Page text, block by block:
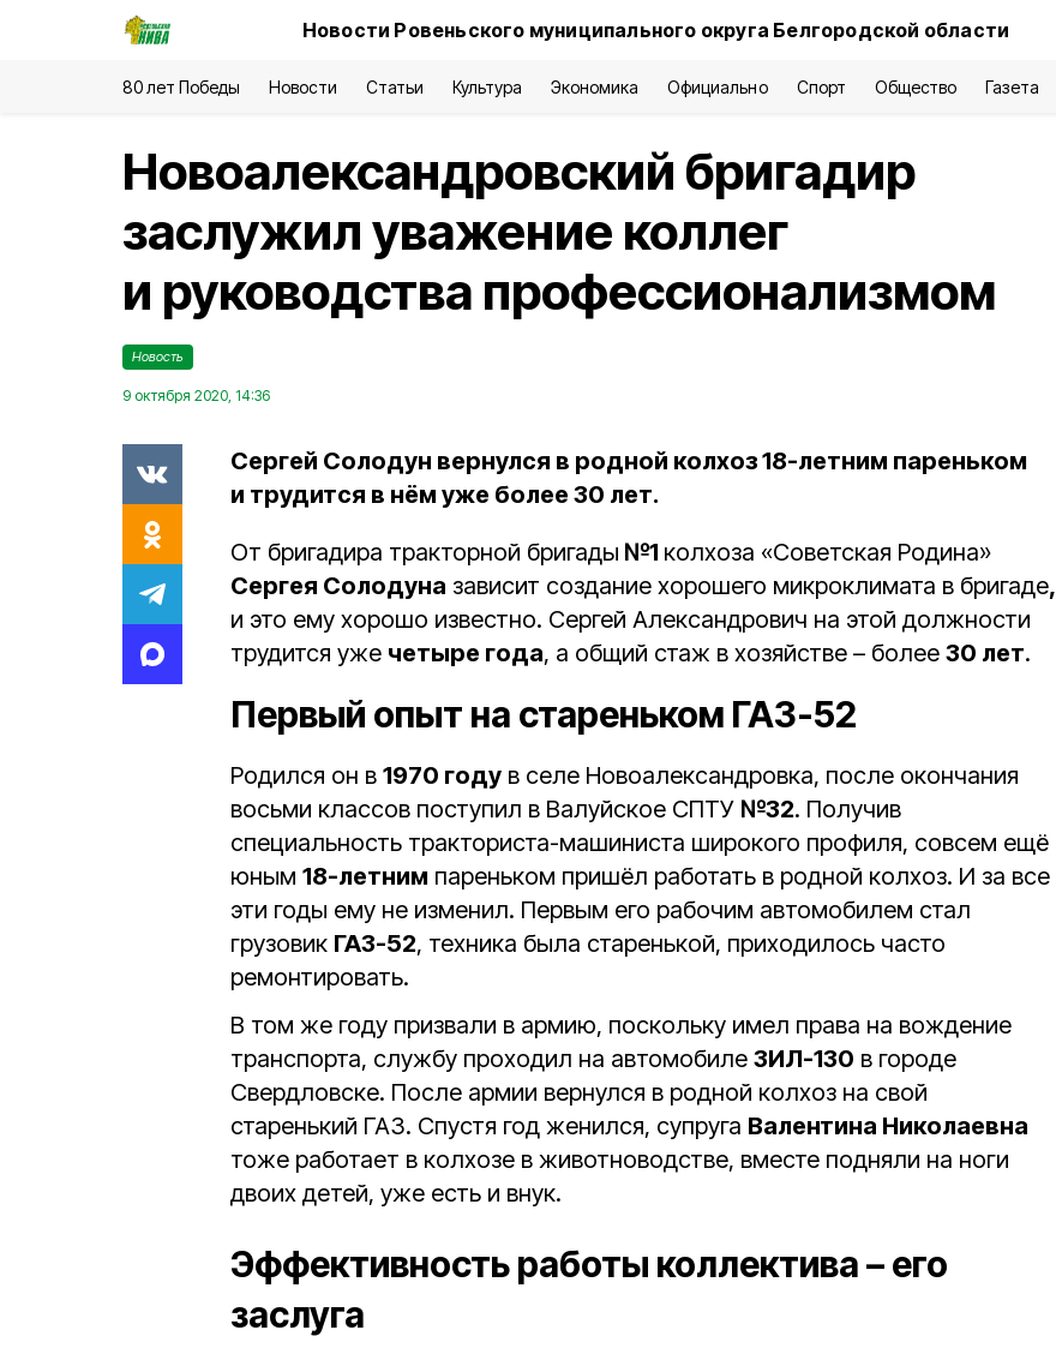
Новости Ровеньского муниципального округа Белгородской области
80 лет Победы Новости Статьи Культура Экономика Официально Спорт Общество Газета
Новоалександровский бригадир
заслужил уважение коллег
и руководства профессионализмом
Новость
9 октября 2020, 14:36
Сергей Солодун вернулся в родной колхоз 18-летним пареньком
и трудится в нём уже более 30 лет.
От бригадира тракторной бригады №1 колхоза «Советская Родина»
Сергея Солодуна зависит создание хорошего микроклимата в бригаде,
и это ему хорошо известно. Сергей Александрович на этой должности
трудится уже четыре года, а общий стаж в хозяйстве – более 30 лет.
Первый опыт на стареньком ГАЗ-52
Родился он в 1970 году в селе Новоалександровка, после окончания
восьми классов поступил в Валуйское СПТУ №32. Получив
специальность тракториста-машиниста широкого профиля, совсем ещё
юным 18-летним пареньком пришёл работать в родной колхоз. И за все
эти годы ему не изменил. Первым его рабочим автомобилем стал
грузовик ГАЗ-52, техника была старенькой, приходилось часто
ремонтировать.
В том же году призвали в армию, поскольку имел права на вождение
транспорта, службу проходил на автомобиле ЗИЛ-130 в городе
Свердловске. После армии вернулся в родной колхоз на свой
старенький ГАЗ. Спустя год женился, супруга Валентина Николаевна
тоже работает в колхозе в животноводстве, вместе подняли на ноги
двоих детей, уже есть и внук.
Эффективность работы коллектива – его
заслуга